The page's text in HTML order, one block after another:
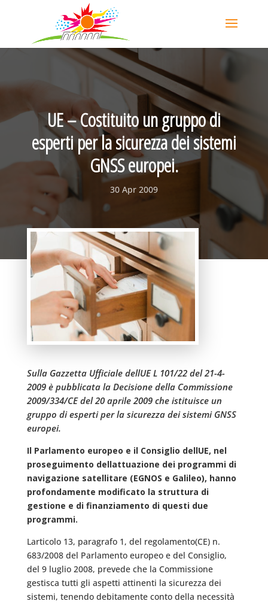
UE – Costituito un gruppo di
esperti per la sicurezza dei sistemi
GNSS europei.
30 Apr 2009
Sulla Gazzetta Ufficiale dellUE L 101/22 del 21-4-
2009 è pubblicata la Decisione della Commissione
2009/334/CE del 20 aprile 2009 che istituisce un
gruppo di esperti per la sicurezza dei sistemi GNSS
europei.
Il Parlamento europeo e il Consiglio dellUE, nel
proseguimento dellattuazione dei programmi di
navigazione satellitare (EGNOS e Galileo), hanno
profondamente modificato la struttura di
gestione e di finanziamento di questi due
programmi.
Larticolo 13, paragrafo 1, del regolamento(CE) n.
683/2008 del Parlamento europeo e del Consiglio,
del 9 luglio 2008, prevede che la Commissione
gestisca tutti gli aspetti attinenti la sicurezza dei
sistemi, tenendo debitamente conto della necessità